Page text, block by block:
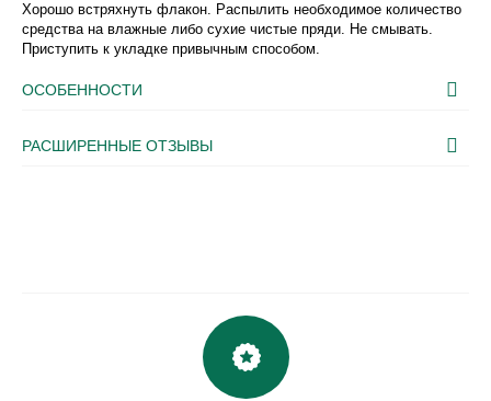
Хорошо встряхнуть флакон. Распылить необходимое количество
средства на влажные либо сухие чистые пряди. Не смывать.
Приступить к укладке привычным способом.
ОСОБЕННОСТИ
РАСШИРЕННЫЕ ОТЗЫВЫ